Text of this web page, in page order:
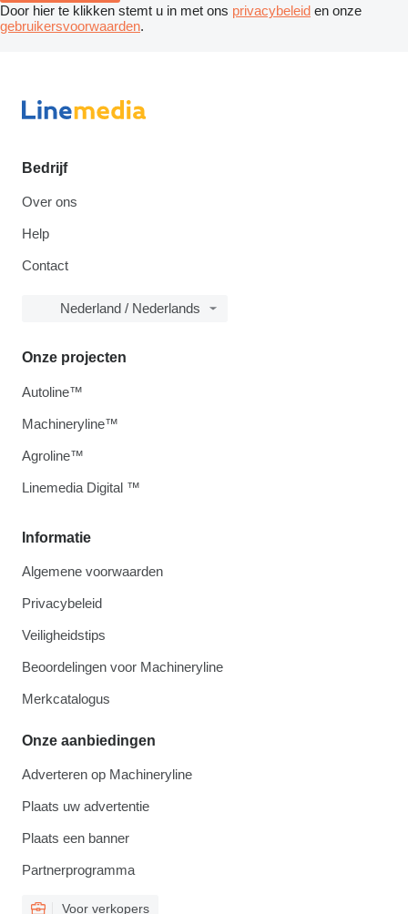
Door hier te klikken stemt u in met ons privacybeleid en onze
gebruikersvoorwaarden.
Bedrijf
Over ons
Help
Contact
Nederland / Nederlands
Informatie
Algemene voorwaarden
Privacybeleid
Veiligheidstips
Beoordelingen voor Machineryline
Merkcatalogus
Onze aanbiedingen
Adverteren op Machineryline
Plaats uw advertentie
Plaats een banner
Partnerprogramma
Voor verkopers
Onze projecten
Autoline™
Machineryline™
Agroline™
Linemedia Digital ™